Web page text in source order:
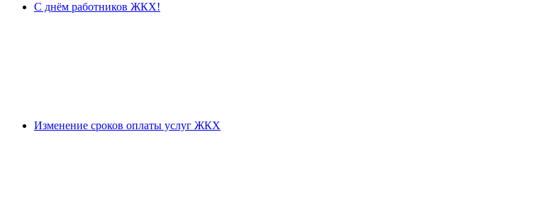
С днём работников ЖКХ!
Изменение сроков оплаты услуг ЖКХ